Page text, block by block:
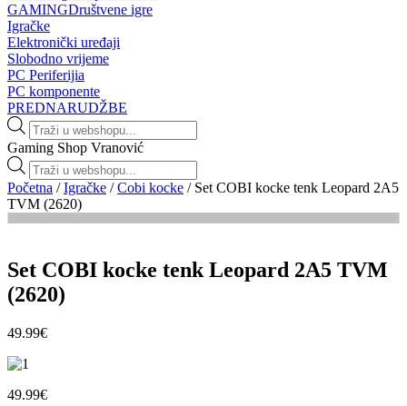
GAMINGDruštvene igre
Igračke
Elektronički uređaji
Slobodno vrijeme
PC Periferijia
PC komponente
PREDNARUDŽBE
Products
search
Gaming Shop Vranović
Products
search
Početna /Igračke /Cobi kocke / Set COBI kocke tenk Leopard 2A5
TVM (2620)
Set COBI kocke tenk Leopard 2A5 TVM
(2620)
49.99€
49.99€